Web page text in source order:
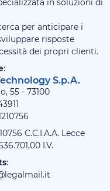
in soluzioni di
per anticipare i
risposte
dei propri clienti.
:
S.p.A.
55 - 73100
C.C.I.A.A. Lecce
I.V.
: